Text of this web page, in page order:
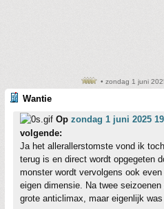
• zondag 1 juni
Wantie
Op zondag 1 juni 2025
volgende:
Ja het allerallerstomste vond ik
terug is en direct wordt opgegeten
monster wordt vervolgens ook
eigen dimensie. Na twee
grote anticlimax, maar eigenlijk